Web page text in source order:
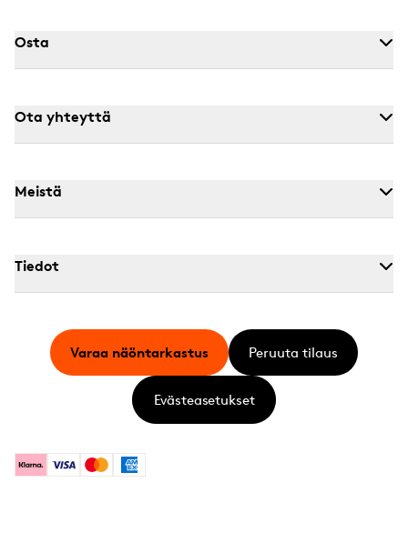
Osta
Ota yhteyttä
Meistä
Tiedot
KlarnaVisa MastercardAmerican Express
Varaa näöntarkastus Peruuta tilaus
Evästeasetukset